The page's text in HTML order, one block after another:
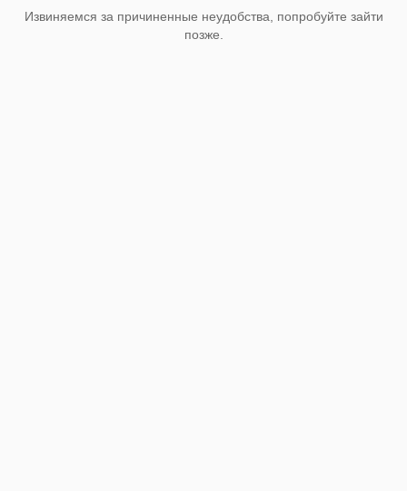
Извиняемся за причиненные неудобства, попробуйте зайти
позже.